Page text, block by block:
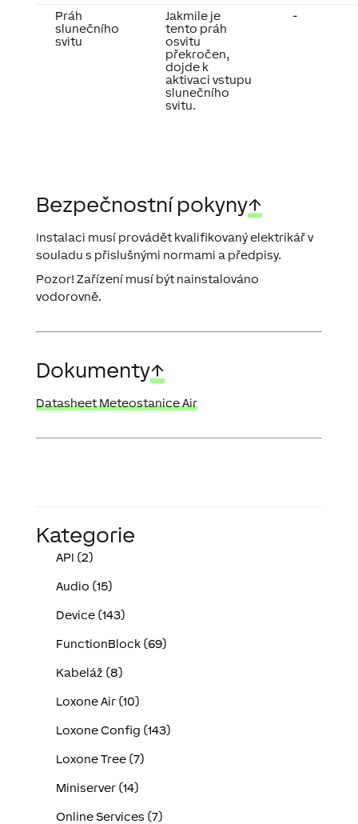
Práh
slunečního
svitu
Jakmile je
tento práh
osvitu
překročen,
dojde k
aktivaci vstupu
slunečního
svitu.
-
Bezpečnostní pokyny↑
Instalaci musí provádět kvalifikovaný elektrikář v
souladu s přislušnými normami a předpisy.
Pozor! Zařízení musí být nainstalováno
vodorovně.
Dokumenty↑
Datasheet Meteostanice Air
Kategorie
API (2)
Audio (15)
Device (143)
FunctionBlock (69)
Kabeláž (8)
Loxone Air (10)
Loxone Config (143)
Loxone Tree (7)
Miniserver (14)
Online Services (7)